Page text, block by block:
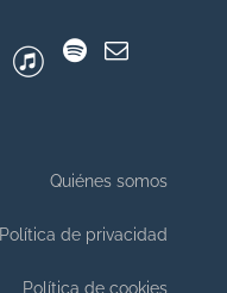
Quiénes somos
Política de privacidad
Política de cookies